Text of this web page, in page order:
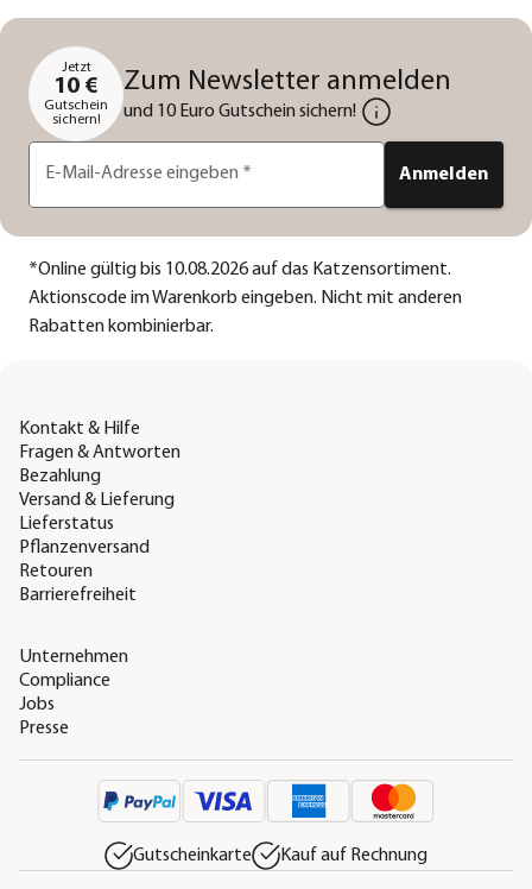
Jetzt
10 €
Gutschein
sichern!
Zum Newsletter anmelden
und 10 Euro Gutschein sichern!
E-Mail-Adresse eingeben * Anmelden
*Online gültig bis 10.08.2026 auf das Katzensortiment.
Aktionscode im Warenkorb eingeben. Nicht mit anderen
Rabatten kombinierbar.
Kontakt & Hilfe
Fragen & Antworten
Bezahlung
Versand & Lieferung
Lieferstatus
Pflanzenversand
Retouren
Barrierefreiheit
Unternehmen
Compliance
Jobs
Presse
Gutscheinkarte Kauf auf Rechnung